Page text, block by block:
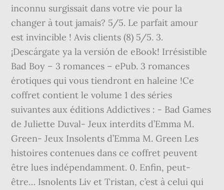
inconnu surgissait dans votre vie pour la
changer à tout jamais? 5/5. Le parfait amour
est invincible ! Avis clients (8) 5/5. 3.
¡Descárgate ya la versión de eBook! Irrésistible
Bad Boy – 3 romances – ePub. 3 romances
érotiques qui vous tiendront en haleine !Ce
coffret contient le volume 1 des séries
suivantes aux éditions Addictives : - Bad Games
de Juliette Duval- Jeux interdits d’Emma M.
Green- Jeux Insolents d’Emma M. Green Les
histoires contenues dans ce coffret peuvent
être lues indépendamment. 0. Enfin, peut-
être… Isnolents Liv et Tristan, c’est à celui qui